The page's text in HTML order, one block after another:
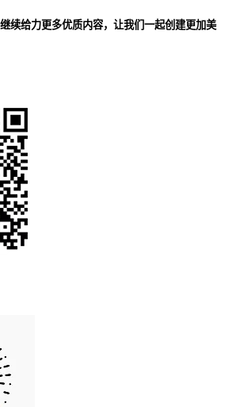
续给力更多优质内容，让我们一起创建更加美